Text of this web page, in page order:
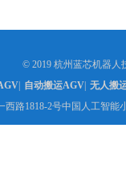
© 2019 杭州蓝芯机器人
自动搬运AGV 无人搬
西路1818-2号中国人工智能